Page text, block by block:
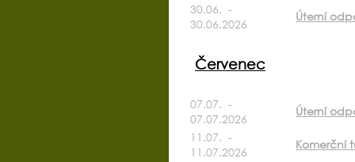
30.06. -
30.06.2026
Úterní
Červenec
07.07. -
07.07.2026
Úterní
11.07. -
11.07.2026
Komerční